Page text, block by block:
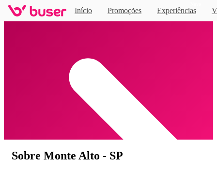
Início Promoções Experiências
Home
Sobre Monte Alto - SP